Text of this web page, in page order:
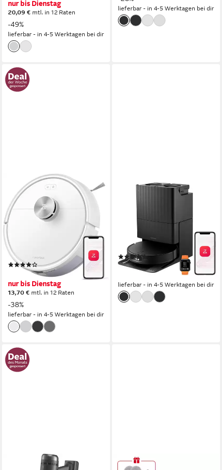
nur bis Dienstag
20,09 € mtl. in 12 Raten
-49%
lieferbar - in 4-5 Werktagen bei dir
lieferbar - in 4-5 Werktagen bei dir
ROBOROCK
Saugroboter Q7 M5 (Upgrade
von Q5 PRO), 10000Pa,
180Min, Dual Anti-Tangle-
210 m²
LiDAR Navigation
Navigation
(11)
149,98 € UVP 239,99 €
nur bis Dienstag
13,70 € mtl. in 12 Raten
-38%
lieferbar - in 4-5 Werktagen bei dir
ROBOROCK
Saugroboter mit
Wischfunktion Qrevo Edge 2,
Dual Anti-Tangle System,
25.000 Pa
0,24 l Größe Staubbehälter
(9)
889,99 €
mtl. in 48 Raten
lieferbar - in 4-5 Werktagen bei dir
ROBOROCK ROBOROCK